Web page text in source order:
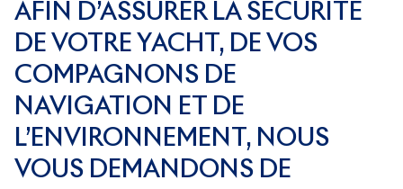
AFIN D’ASSURER LA SÉCURITÉ
DE VOTRE YACHT, DE VOS
COMPAGNONS DE
NAVIGATION ET DE
L’ENVIRONNEMENT, NOUS
VOUS DEMANDONS DE